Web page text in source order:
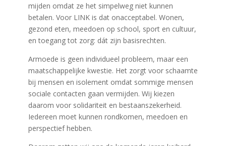
mijden omdat ze het simpelweg niet kunnen
betalen. Voor LINK is dat onacceptabel. Wonen,
gezond eten, meedoen op school, sport en cultuur,
en toegang tot zorg: dát zijn basisrechten.
Armoede is geen individueel probleem, maar een
maatschappelijke kwestie. Het zorgt voor schaamte
bij mensen en isolement omdat sommige mensen
sociale contacten gaan vermijden. Wij kiezen
daarom voor solidariteit en bestaanszekerheid.
Iedereen moet kunnen rondkomen, meedoen en
perspectief hebben.